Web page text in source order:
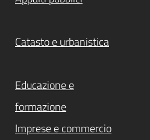
Catasto e urbanistica
Educazione e
formazione
Imprese e commercio